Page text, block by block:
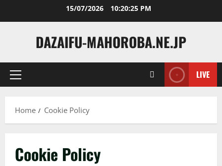
15/07/2026 10:20:26 PM
DAZAIFU-MAHOROBA.NE.JP
Primary
LIVE
Home Cookie Policy
Cookie Policy